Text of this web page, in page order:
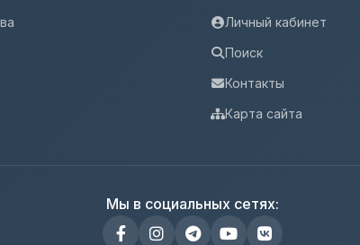
Личный кабинет
Поиск
Контакты
Карта сайта
Мы в социальных сетях: